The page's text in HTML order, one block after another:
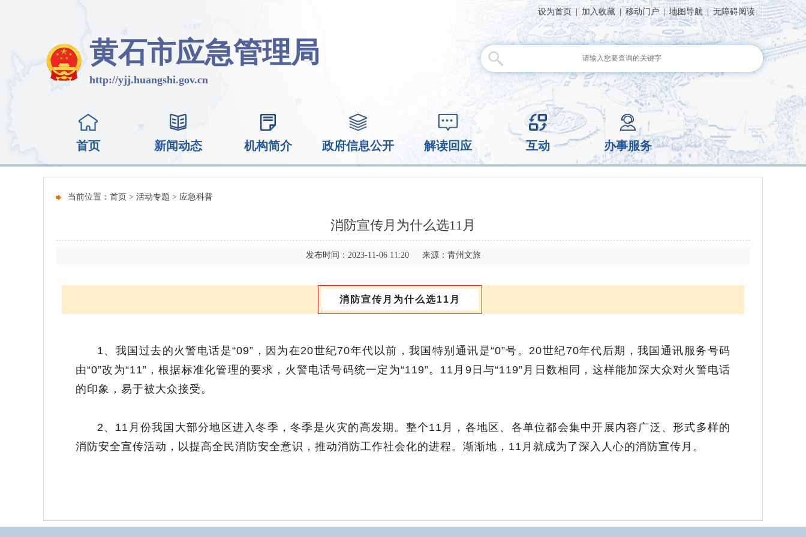
设为首页 | 加入收藏 | 移动门户 | 地图导航 | 无障碍阅读
黄石市应急管理局
http://yjj.huangshi.gov.cn
首页 新闻动态 机构简介 政府信息公开 解读回应 互动 办事服务
当前位置： 首页 > 活动专题 > 应急科普
消防宣传月为什么选11月
发布时间：2023-11-06 11:20 来源：青州文旅
消防宣传月为什么选11月
1、我国过去的火警电话是“09”，因为在20世纪70年代以前，我国特别通讯是“0”号。20世纪70年代后期，我国通讯服务号码
由“0”改为“11”，根据标准化管理的要求，火警电话号码统一定为“119”。11月9日与“119”月日数相同，这样能加深大众对火警电话
的印象，易于被大众接受。
2、11月份我国大部分地区进入冬季，冬季是火灾的高发期。整个11月，各地区、各单位都会集中开展内容广泛、形式多样的
消防安全宣传活动，以提高全民消防安全意识，推动消防工作社会化的进程。渐渐地，11月就成为了深入人心的消防宣传月。